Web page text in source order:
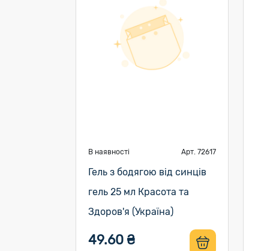
В наявності Арт. 72617
Гель з бодягою від синців
гель 25 мл Красота та
Здоров'я (Україна)
49.60 ₴